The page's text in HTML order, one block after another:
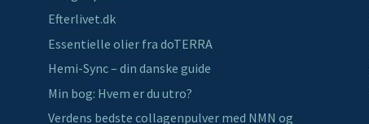
Efterlivet.dk
Essentielle olier fra doTERRA
Hemi-Sync – din danske guide
Min bog: Hvem er du utro?
Verdens bedste collagenpulver med NMN og